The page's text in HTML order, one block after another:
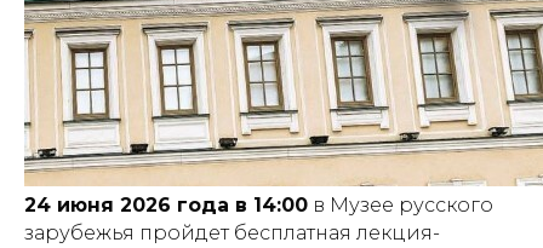
24 июня 2026 года в 14:00 в Музее русского
зарубежья пройдет бесплатная лекция-